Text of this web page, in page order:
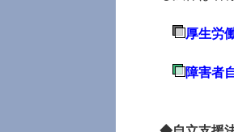
厚生労
障害者